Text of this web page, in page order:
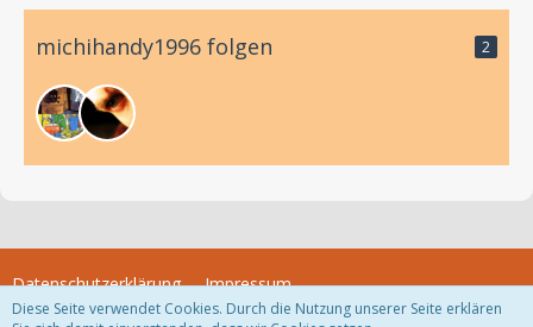
michihandy1996 folgen 2
Datenschutzerklärung Impressum
Diese Seite verwendet Cookies. Durch die Nutzung unserer Seite erklären